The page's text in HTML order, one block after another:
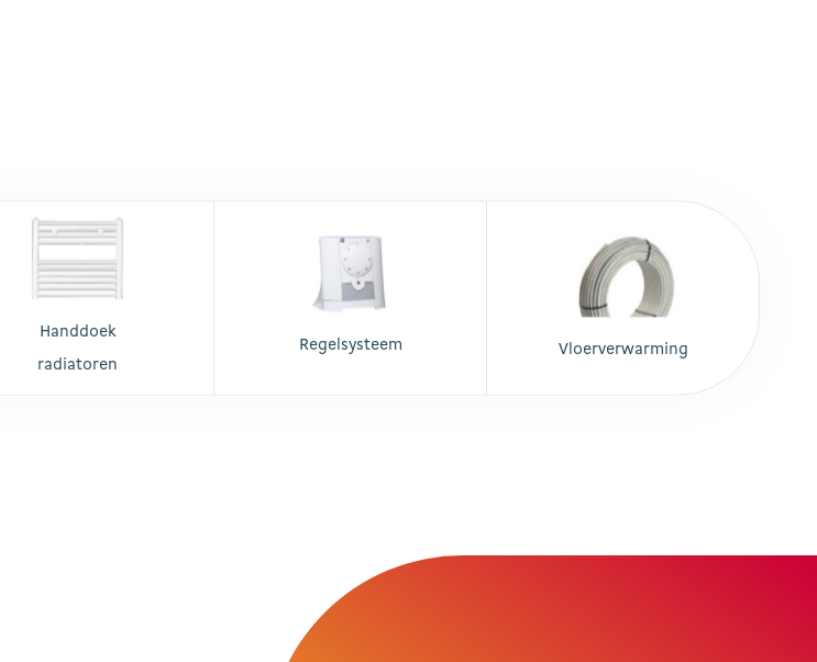
Handdoek
radiatoren
Regelsysteem Vloerverwarming